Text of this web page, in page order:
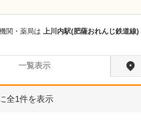
関・薬局は 上川内駅(肥薩おれんじ鉄道線)
一覧表示
全1件を表示